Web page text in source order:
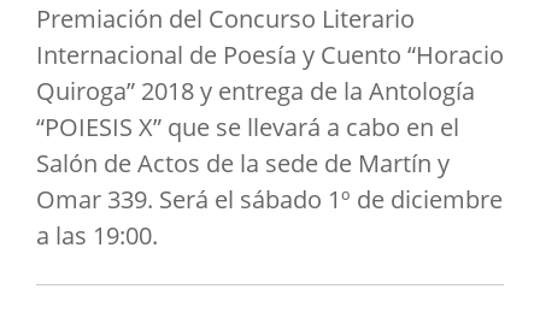
Premiación del Concurso Literario
Internacional de Poesía y Cuento “Horacio
Quiroga” 2018 y entrega de la Antología
“POIESIS X” que se llevará a cabo en el
Salón de Actos de la sede de Martín y
Omar 339. Será el sábado 1º de diciembre
a las 19:00.